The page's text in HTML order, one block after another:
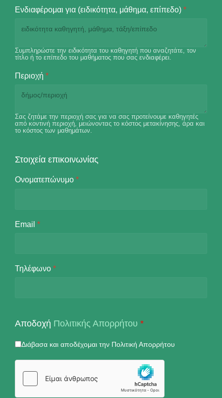
Ενδιαφέρομαι για (ειδικότητα, μάθημα, επίπεδο) *
Συμπληρώστε την ειδικότητα του καθηγητή που αναζητάτε, τον
τίτλο ή το επίπεδο του μαθήματος που σας ενδιαφέρει.
Περιοχή *
Σας ζητάμε την περιοχή σας για να σας προτείνουμε καθηγητές
από κοντινή περιοχή, μειώνοντας το κόστος μετακίνησης, άρα και
το κόστος των μαθημάτων.
Στοιχεία επικοινωνίας
Ονοματεπώνυμο *
Email *
Τηλέφωνο *
Αποδοχή Πολιτικής Απορρήτου *
Διάβασα και αποδέχομαι την Πολιτική Απορρήτου